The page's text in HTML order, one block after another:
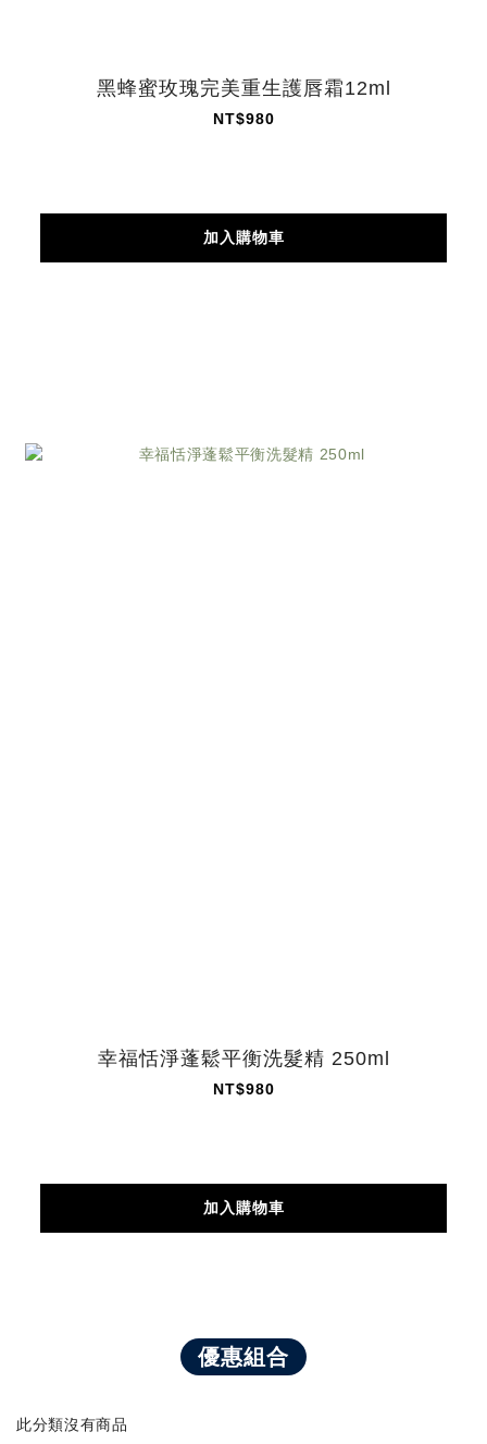
黑蜂蜜玫瑰完美重生護唇霜12ml
NT$980
加入購物車
幸福恬淨蓬鬆平衡洗髮精 250ml
NT$980
加入購物車
優惠組合
此分類沒有商品